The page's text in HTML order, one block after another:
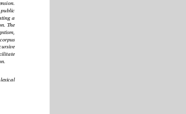
action, while omitting terms linked to their terrorist past, suggesting a
convergent strategy of image cleansing and political legitimation. e
connecting framing, agenda-setting, and lexical priming with corpus
analysis. It thus provides a replicable model to monitor the discursive
evolution of contemporary nationalist movements and to facilitate
future comparative research in European political communication.
Left-wing sovereigntism, terrorism, political communication, lexical